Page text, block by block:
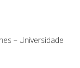
– Universidade